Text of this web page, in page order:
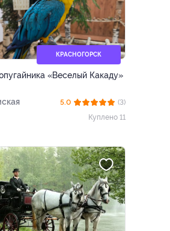
КРАСНОГОРСК
«Веселый Какаду»
5.0
(3)
Куплено 11